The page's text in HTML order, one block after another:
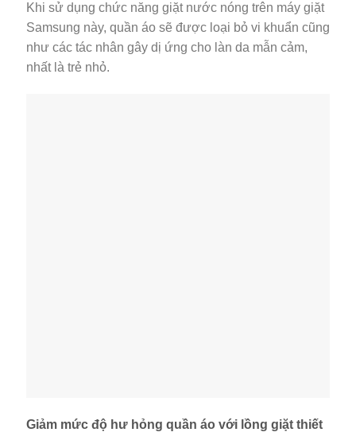
Khi sử dụng chức năng giặt nước nóng trên máy giặt
Samsung này, quần áo sẽ được loại bỏ vi khuẩn cũng
như các tác nhân gây dị ứng cho làn da mẫn cảm,
nhất là trẻ nhỏ.
Giảm mức độ hư hỏng quần áo với lồng giặt thiết